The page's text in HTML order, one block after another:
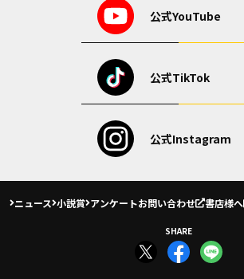
公式YouTube
公式TikTok
公式Instagram
ニュース 小説賞 アンケートお問い合わせ 書店様へ
SHARE